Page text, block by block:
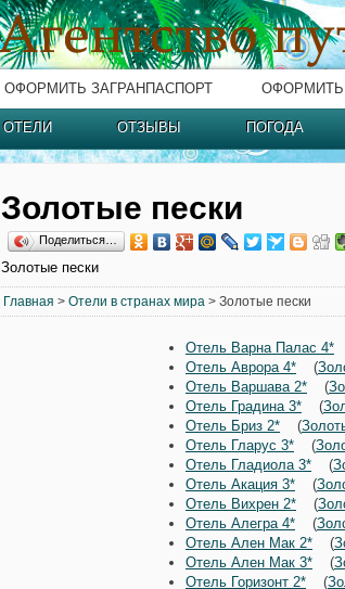
ОФОРМИТЬ ЗАГРАНПАСПОРТ ОФОРМИТЬ
ОТЕЛИ ОТЗЫВЫ ПОГОДА
Золотые пески
Поделиться…
Золотые пески
Главная > Отели в странах мира > Золотые пески
Отель Варна Палас 4*
Отель Аврора 4* (
Отель Варшава 2* (
Отель Градина 3* (
Отель Бриз 2* (
Отель Гларус 3* (
Отель Гладиола 3* (
Отель Акация 3* (
Отель Вихрен 2* (
Отель Алегра 4* (
Отель Ален Мак 2* (
Отель Ален Мак 3* (
Отель Горизонт 2* (